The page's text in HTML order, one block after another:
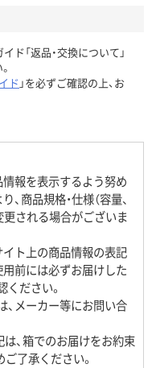
ド「返品・交換について」
ド 」を必ずご確認の上、お
報を表示するよう努め
商品規格・仕様（容量、
更される場合がございま
イト上の商品情報の表記
前には必ずお届けした
ださい。
、メーカー等にお問い合
は、箱でのお届けをお約束
了承ください。